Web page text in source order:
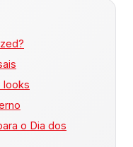
looks
o Dia dos